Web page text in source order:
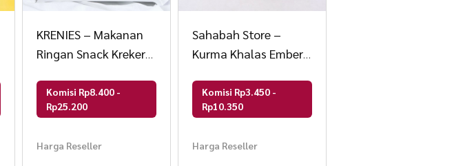
KRENIES – Makanan
Ringan Snack Krekers
Komisi Rp8.400 -
Rp25.200
Harga Reseller
Sahabah Store –
Kurma Khalas Ember
Mesir – Khalas Saad
Komisi Rp3.450 -
Rp10.350
Harga Reseller